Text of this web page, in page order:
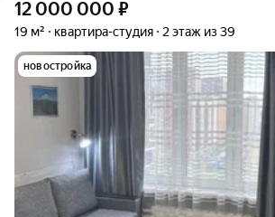
12 000 000 ₽
19 м² квартира-студия 2 этаж из 39
новостройка